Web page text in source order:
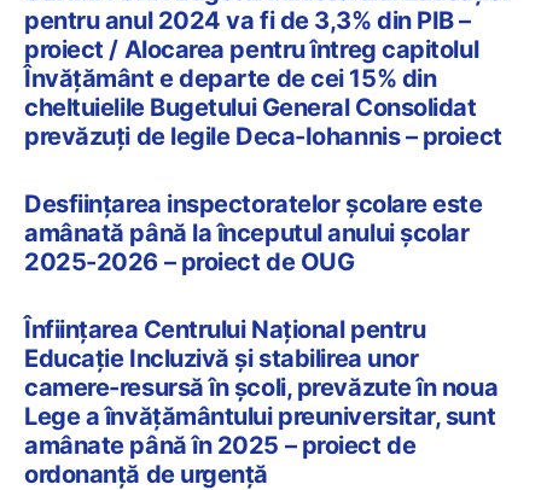
pentru anul 2024 va fi de 3,3% din PIB –
proiect / Alocarea pentru întreg capitolul
Învățământ e departe de cei 15% din
cheltuielile Bugetului General Consolidat
prevăzuți de legile Deca-Iohannis – proiect
Desființarea inspectoratelor școlare este
amânată până la începutul anului școlar
2025-2026 – proiect de OUG
Înființarea Centrului Național pentru
Educație Incluzivă și stabilirea unor
camere-resursă în școli, prevăzute în noua
Lege a învățământului preuniversitar, sunt
amânate până în 2025 – proiect de
ordonanță de urgență